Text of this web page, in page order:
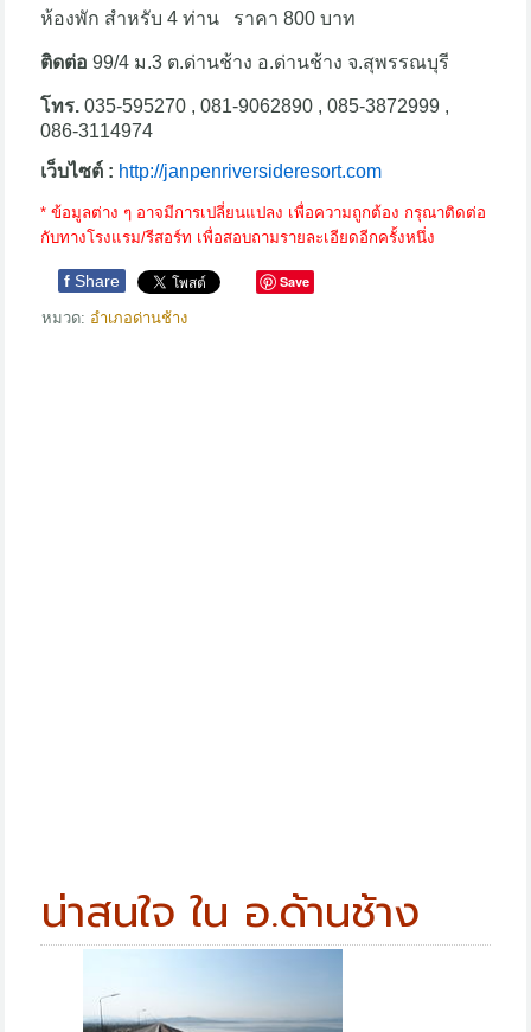
ห้องพัก สำหรับ 4 ท่าน ราคา 800 บาท
ติดต่อ 99/4 ม.3 ต.ด่านช้าง อ.ด่านช้าง จ.สุพรรณบุรี
โทร. 035-595270 , 081-9062890 , 085-3872999 ,
086-3114974
เว็บไซต์ : http://janpenriversideresort.com
* ข้อมูลต่าง ๆ อาจมีการเปลี่ยนแปลง เพื่อความถูกต้อง กรุณาติดต่อ
กับทางโรงแรม/รีสอร์ท เพื่อสอบถามรายละเอียดอีกครั้งหนึ่ง
f Share Save
หมวด: อำเภอด่านช้าง
น่าสนใจ ใน อ.ด้านช้าง